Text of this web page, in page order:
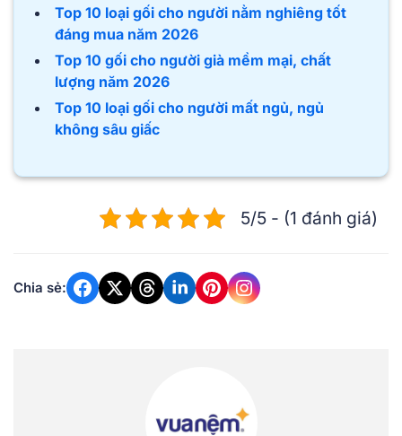
Top 10 loại gối cho người nằm nghiêng tốt
đáng mua năm 2026
Top 10 gối cho người già mềm mại, chất
lượng năm 2026
Top 10 loại gối cho người mất ngủ, ngủ
không sâu giấc
5/5 - (1 đánh giá)
Chia sẻ: